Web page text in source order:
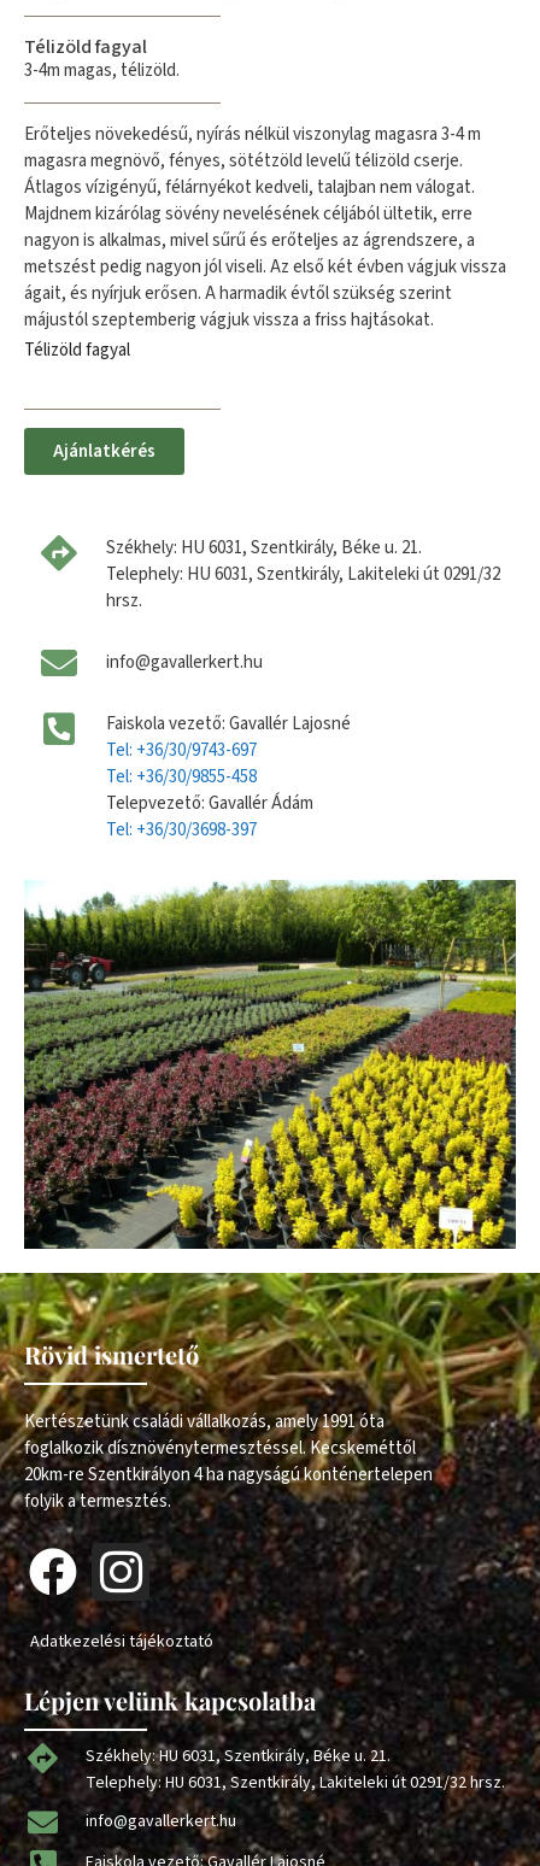
Télizöld fagyal
3-4m magas, télizöld.
Erőteljes növekedésű, nyírás nélkül viszonylag magasra 3-4 m
magasra megnövő, fényes, sötétzöld levelű télizöld cserje.
Átlagos vízigényű, félárnyékot kedveli, talajban nem válogat.
Majdnem kizárólag sövény nevelésének céljából ültetik, erre
nagyon is alkalmas, mivel sűrű és erőteljes az ágrendszere, a
metszést pedig nagyon jól viseli. Az első két évben vágjuk vissza
ágait, és nyírjuk erősen. A harmadik évtől szükség szerint
májustól szeptemberig vágjuk vissza a friss hajtásokat.
Télizöld fagyal
Ajánlatkérés
Székhely: HU 6031, Szentkirály, Béke u. 21.
Telephely: HU 6031, Szentkirály, Lakiteleki út 0291/32
hrsz.
info@gavallerkert.hu
Faiskola vezető: Gavallér Lajosné
Tel: +36/30/9743-697
Tel: +36/30/9855-458
Telepvezető: Gavallér Ádám
Tel: +36/30/3698-397
Rövid ismertető
Kertészetünk családi vállalkozás, amely 1991 óta
foglalkozik dísznövénytermesztéssel. Kecskeméttől
20km-re Szentkirályon 4 ha nagyságú konténertelepen
folyik a termesztés.
Adatkezelési tájékoztató
Lépjen velünk kapcsolatba
Székhely: HU 6031, Szentkirály, Béke u. 21.
Telephely: HU 6031, Szentkirály, Lakiteleki út 0291/32 hrsz.
info@gavallerkert.hu